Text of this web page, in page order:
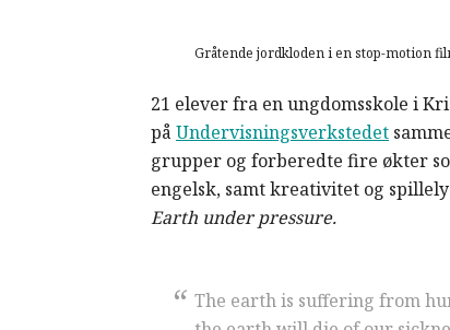
Gråtende jordkloden i en stop-motion
21 elever fra en ungdomsskole i
på Undervisningsverkstedet
grupper og forberedte fire økter
engelsk, samt kreativitet og
Earth under pressure.
The earth is suffering from